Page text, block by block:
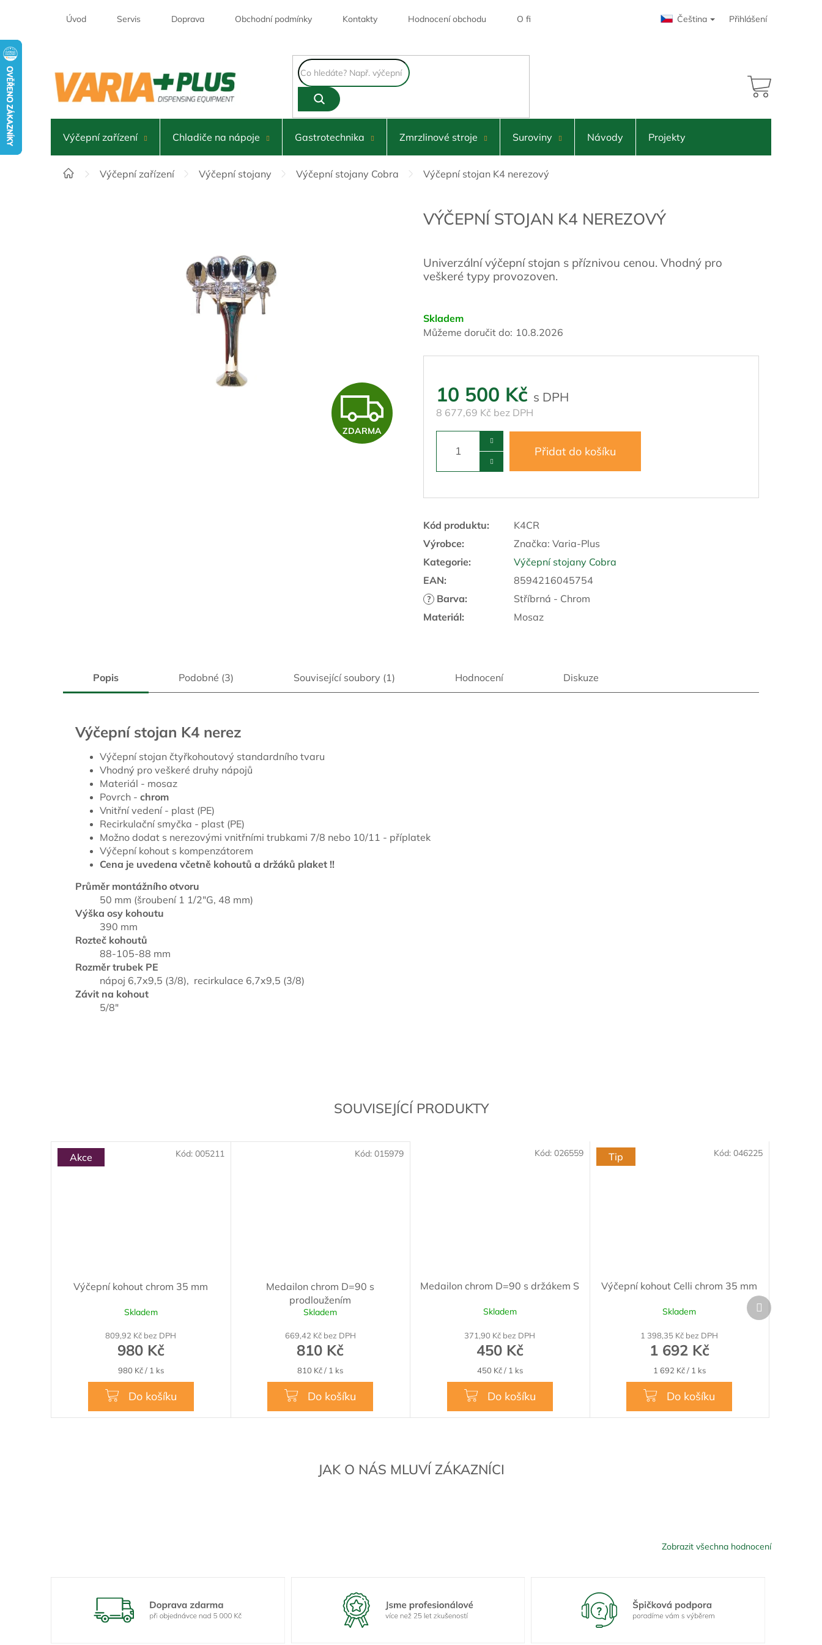
Úvod Servis Doprava Obchodní podmínky Kontakty Hodnocení obchodu O firmě Čeština Přihlášení
NÁKUPNÍ
Výčepní zařízení Chladiče na nápoje Gastrotechnika Zmrzlinové stroje Suroviny Návody Projekty
DomůVýčepní zařízení Výčepní stojany Výčepní stojany Cobra Výčepní stojan K4 nerezový
Z
D
ZDARMA
VÝČEPNÍ STOJAN K4 NEREZOVÝ
Skladem
Můžeme doručit do: 10.8.2026
10 500 Kč
8 677,69 Kč bez DPH
Přidat do košíku
Univerzální výčepní stojan s příznivou cenou. Vhodný pro
veškeré typy provozoven.
Kód produktu:
K4CR
Výrobce:
Značka: Varia-Plus
Kategorie:
Výčepní stojany Cobra
EAN: 8594216045754
? Barva:
Stříbrná - Chrom
Materiál: Mosaz
JAK O NÁS MLUVÍ ZÁKAZNÍCI
Zobrazit všechna hodnocení
SOUVISEJÍCÍ PRODUKTY
Akce
Výčepní kohout chrom 35 mm
Skladem
809,92 Kč bez DPH
980 Kč
Měrná
cena:
980 Kč / 1 ks
Do košíku
Kód: 005211
Medailon chrom D=90 s
prodloužením
Skladem
669,42 Kč bez DPH
810 Kč
Měrná
cena:
810 Kč / 1 ks
Do košíku
Kód: 015979
Medailon chrom D=90 s držákem S
Skladem
371,90 Kč bez DPH
450 Kč
Měrná
cena:
450 Kč / 1 ks
Do košíku
Kód: 026559 Tip
Výčepní kohout Celli chrom 35 mm
Skladem
1 398,35 Kč bez DPH
1 692 Kč
Měrná
cena:
1 692 Kč / 1 ks
Do košíku
Kód: 046225
Další
produkt
Popis Podobné (3) Související soubory (1) Hodnocení Diskuze
Výčepní stojan K4 nerez
Výčepní stojan čtyřkohoutový standardního tvaru
Vhodný pro veškeré druhy nápojů
Materiál - mosaz
Povrch - chrom
Vnitřní vedení - plast (PE)
Recirkulační smyčka - plast (PE)
Možno dodat s nerezovými vnitřními trubkami 7/8 nebo 10/11 - příplatek
Výčepní kohout s kompenzátorem
Cena je uvedena včetně kohoutů a držáků plaket !!
Průměr montážního otvoru
50 mm (šroubení 1 1/2"G, 48 mm)
Výška osy kohoutu
390 mm
Rozteč kohoutů
88-105-88 mm
Rozměr trubek PE
nápoj 6,7x9,5 (3/8), recirkulace 6,7x9,5 (3/8)
Závit na kohout
5/8"
Skladem